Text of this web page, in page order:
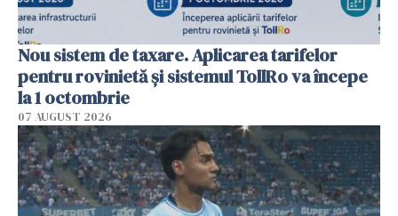
Nou sistem de taxare. Aplicarea tarifelor
pentru rovinietă şi sistemul TollRo va începe
la 1 octombrie
07 AUGUST 2026